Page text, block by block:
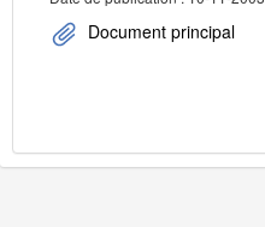
Document principal